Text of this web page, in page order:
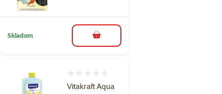
Skladom do košíka
Vitakraft Aqua